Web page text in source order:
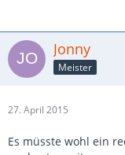
Jonny
Meister
27. April 2015
Es müsste wohl ein